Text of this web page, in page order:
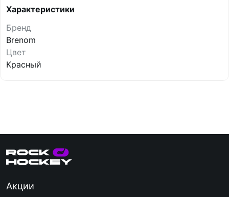
Характеристики
Бренд
Brenom
Цвет
Красный
Акции